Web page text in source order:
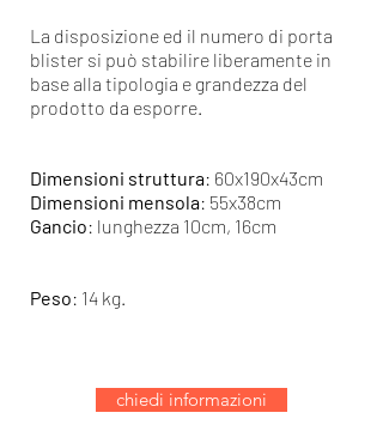
La disposizione ed il numero di porta
blister si può stabilire liberamente in
base alla tipologia e grandezza del
prodotto da esporre.
Dimensioni struttura: 60x190x43cm
Dimensioni mensola: 55x38cm
Gancio: lunghezza 10cm, 16cm
Peso: 14 kg.
chiedi informazioni